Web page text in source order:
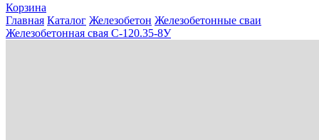
Корзина
Главная Каталог Железобетон Железобетонные сваи
Железобетонная свая С-120.35-8У